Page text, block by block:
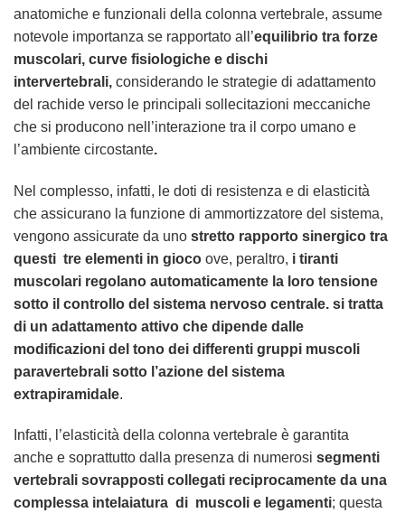
anatomiche e funzionali della colonna vertebrale, assume
notevole importanza se rapportato all’equilibrio tra forze
muscolari, curve fisiologiche e dischi
intervertebrali, considerando le strategie di adattamento
del rachide verso le principali sollecitazioni meccaniche
che si producono nell’interazione tra il corpo umano e
l’ambiente circostante.
Nel complesso, infatti, le doti di resistenza e di elasticità
che assicurano la funzione di ammortizzatore del sistema,
vengono assicurate da uno stretto rapporto sinergico tra
questi tre elementi in gioco ove, peraltro, i tiranti
muscolari regolano automaticamente la loro tensione
sotto il controllo del sistema nervoso centrale. si tratta
di un adattamento attivo che dipende dalle
modificazioni del tono dei differenti gruppi muscoli
paravertebrali sotto l’azione del sistema
extrapiramidale.
Infatti, l’elasticità della colonna vertebrale è garantita
anche e soprattutto dalla presenza di numerosi segmenti
vertebrali sovrapposti collegati reciprocamente da una
complessa intelaiatura di muscoli e legamenti; questa